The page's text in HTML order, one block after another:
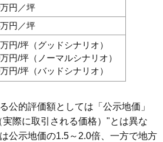
円／坪
円／坪
円/坪（グッドシナリオ）
円/坪（ノーマルシナリオ）
円/坪（バッドシナリオ）
公的評価額としては「公示地価」
際に取引される価格）"とは異な
公示地価の1.5～2.0倍、一方で地方